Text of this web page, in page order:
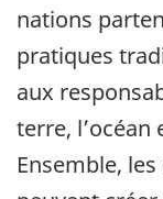
nations
pratiques
aux
terre, l’océan
Ensemble,